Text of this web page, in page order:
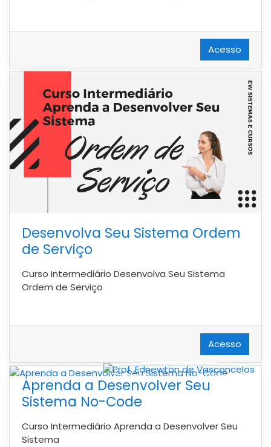
Acesso
Desenvolva Seu Sistema Ordem
de Serviço
Curso Intermediário Desenvolva Seu Sistema
Ordem de Serviço
Acesso
Aprenda a Desenvolver Seu
Sistema No-Code
Curso Intermediário Aprenda a Desenvolver Seu
Sistema